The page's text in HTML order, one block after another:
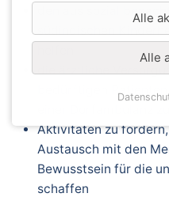
den aus sozial
südindischen
Aktivitäten zu
Austausch mit den
Bewusstsein für die
schaffen
Alle
Alle